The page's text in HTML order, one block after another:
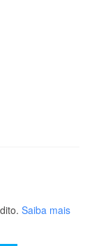
Saiba mais